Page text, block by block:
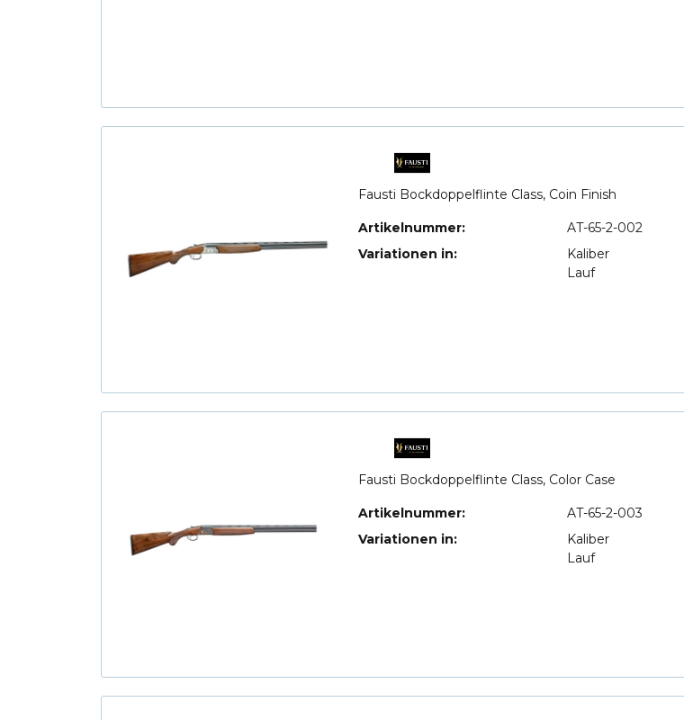
Fausti Bockdoppelflinte Class, Coin Finish
Artikelnummer:
AT-65-2-002
Variationen in:
Kaliber
Lauf
Fausti Bockdoppelflinte Class, Color Case
Artikelnummer:
AT-65-2-003
Variationen in:
Kaliber
Lauf